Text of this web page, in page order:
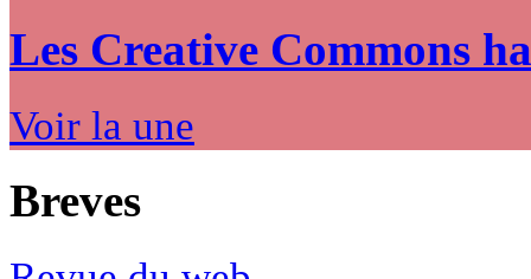
Les Creative Commons
Voir la une
Breves